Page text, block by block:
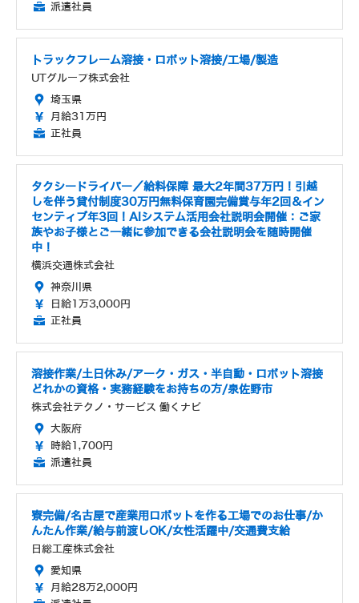
派遣社員
トラックフレーム溶接・ロボット溶接/工場/製造
UTグループ株式会社
埼玉県
月給31万円
正社員
タクシードライバー／給料保障 最大2年間37万円！引越
しを伴う貸付制度30万円無料保育園完備賞与年2回＆イン
センティブ年3回！AIシステム活用会社説明会開催：ご家
族やお子様とご一緒に参加できる会社説明会を随時開催
中！
横浜交通株式会社
神奈川県
日給1万3,000円
正社員
溶接作業/土日休み/アーク・ガス・半自動・ロボット溶接
どれかの資格・実務経験をお持ちの方/泉佐野市
株式会社テクノ・サービス 働くナビ
大阪府
時給1,700円
派遣社員
寮完備/名古屋で産業用ロボットを作る工場でのお仕事/か
んたん作業/給与前渡しOK/女性活躍中/交通費支給
日総工産株式会社
愛知県
月給28万2,000円